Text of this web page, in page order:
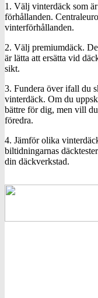
1. Välj vinterdäck som
förhållanden.
vinterförhållanden.
2. Välj premiumdäck.
är lätta att ersätta vid
sikt.
3. Fundera över ifall du
vinterdäck. Om du
bättre för dig, men vill
föredra.
4. Jämför olika
biltidningarnas
din däckverkstad.